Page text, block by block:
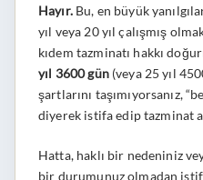
Hayır.Bu, en büyük
yıl veya 20 yıl çalışmış
kıdem tazminatı hakkı
yıl 3600 gün(veya 25 yıl
şartlarını taşımıyorsanız,
diyerek istifa edip tazminat
Hatta, haklı bir nedeniniz
bir durumunuz olmadan